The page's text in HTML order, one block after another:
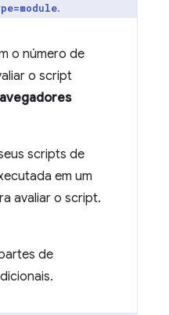
.
o número de
o script
scripts de
em um
avaliar o script.
de